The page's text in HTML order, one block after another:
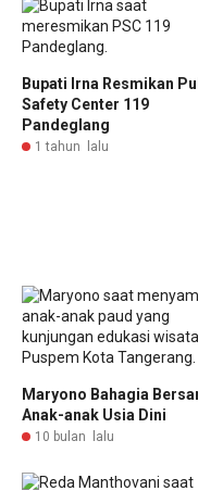
Bupati Irna Resmikan
Safety Center 119
Pandeglang
1 tahun lalu
Maryono Bahagia
Anak-anak Usia Dini
10 bulan lalu